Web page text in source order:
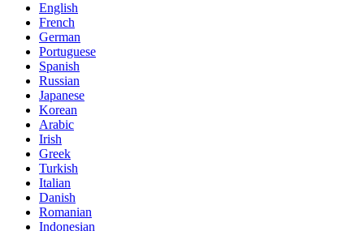
English
French
German
Portuguese
Spanish
Russian
Japanese
Korean
Arabic
Irish
Greek
Turkish
Italian
Danish
Romanian
Indonesian